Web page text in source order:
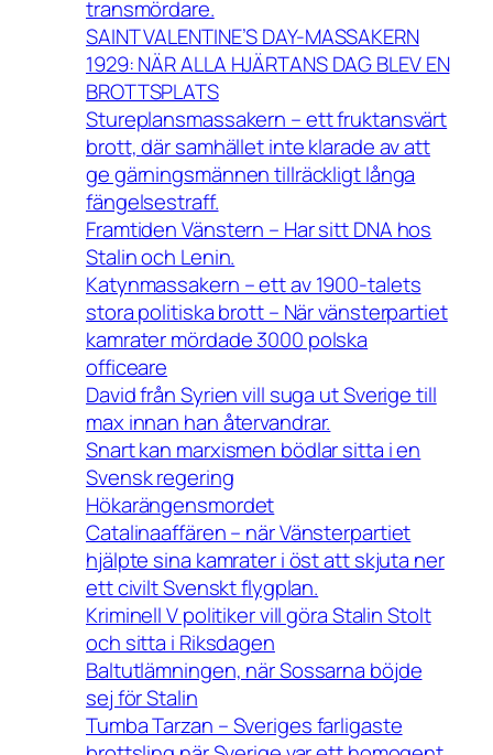
transmördare.
SAINT VALENTINE’S DAY-MASSAKERN
1929: NÄR ALLA HJÄRTANS DAG BLEV EN
BROTTSPLATS
Stureplansmassakern – ett fruktansvärt
brott, där samhället inte klarade av att
ge gärningsmännen tillräckligt långa
fängelsestraff.
Framtiden Vänstern – Har sitt DNA hos
Stalin och Lenin.
Katynmassakern – ett av 1900-talets
stora politiska brott – När vänsterpartiet
kamrater mördade 3000 polska
officeare
David från Syrien vill suga ut Sverige till
max innan han återvandrar.
Snart kan marxismen bödlar sitta i en
Svensk regering
Hökarängensmordet
Catalinaaffären – när Vänsterpartiet
hjälpte sina kamrater i öst att skjuta ner
ett civilt Svenskt flygplan.
Kriminell V politiker vill göra Stalin Stolt
och sitta i Riksdagen
Baltutlämningen, när Sossarna böjde
sej för Stalin
Tumba Tarzan – Sveriges farligaste